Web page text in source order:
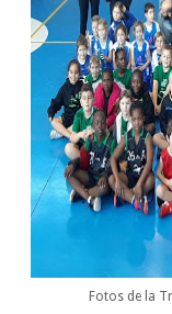
Fotos de la